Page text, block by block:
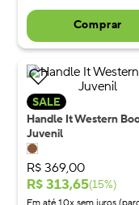
Comprar
SALE
Handle It Western
Juvenil
R$ 369,00
R$313,65(15%)